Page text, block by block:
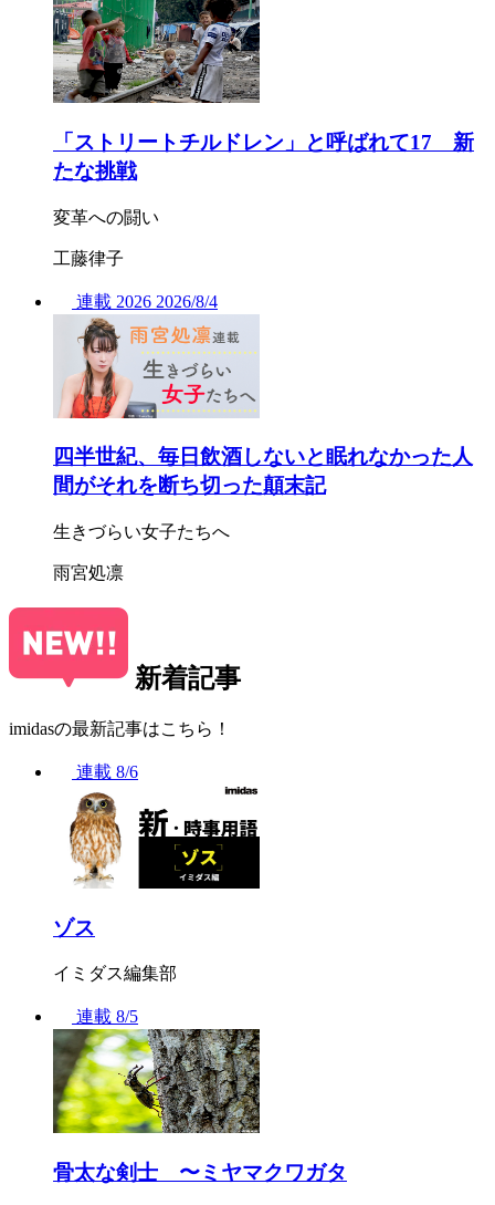
「ストリートチルドレン」と呼ばれて17 新
たな挑戦
変革への闘い
工藤律子
連載 2026 2026/8/4
四半世紀、毎日飲酒しないと眠れなかった人
間がそれを断ち切った顛末記
生きづらい女子たちへ
雨宮処凛
新着記事
imidasの最新記事はこちら！
連載 8/6
ゾス
イミダス編集部
連載 8/5
骨太な剣士 〜ミヤマクワガタ